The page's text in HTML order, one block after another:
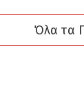
Όλα τα